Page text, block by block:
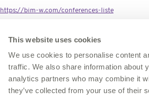
This website uses cookies
We use cookies to personalise content
traffic. We also share information about
analytics partners who may combine it
they’ve collected from your use of their
https://bim-w.com/conferences-liste
À propos
Produits